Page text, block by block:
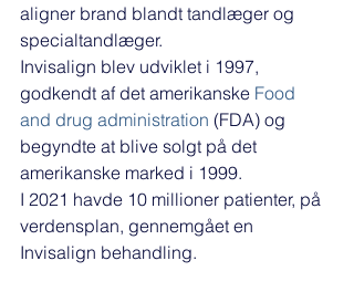
aligner brand blandt tandlæger og
specialtandlæger.
Invisalign blev udviklet i 1997,
godkendt af det amerikanske Food
and drug administration (FDA) og
begyndte at blive solgt på det
amerikanske marked i 1999.
I 2021 havde 10 millioner patienter, på
verdensplan, gennemgået en
Invisalign behandling.